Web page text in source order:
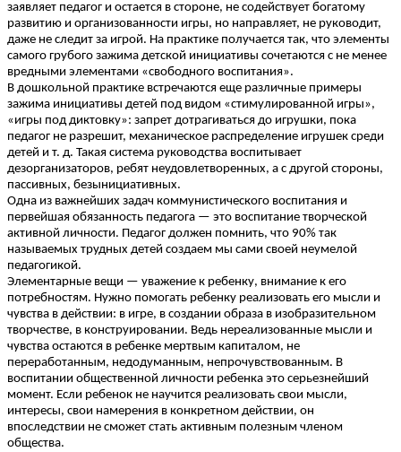
заявляет педагог и остается в стороне, не содействует богатому
развитию и организованности игры, но направляет, не руководит,
даже не следит за игрой. На практике получается так, что элементы
самого грубого зажима детской инициативы сочетаются с не менее
вредными элементами «свободного воспитания».
В дошкольной практике встречаются еще различные примеры
зажима инициативы детей под видом «стимулированной игры»,
«игры под диктовку»: запрет дотрагиваться до игрушки, пока
педагог не разрешит, механическое распределение игрушек среди
детей и т. д. Такая система руководства воспитывает
дезорганизаторов, ребят неудовлетворенных, а с другой стороны,
пассивных, безынициативных.
Одна из важнейших задач коммунистического воспитания и
первейшая обязанность педагога — это воспитание творческой
активной личности. Педагог должен помнить, что 90% так
называемых трудных детей создаем мы сами своей неумелой
педагогикой.
Элементарные вещи — уважение к ребенку, внимание к его
потребностям. Нужно помогать ребенку реализовать его мысли и
чувства в действии: в игре, в создании образа в изобразительном
творчестве, в конструировании. Ведь нереализованные мысли и
чувства остаются в ребенке мертвым капиталом, не
переработанным, недодуманным, непрочувствованным. В
воспитании общественной личности ребенка это серьезнейший
момент. Если ребенок не научится реализовать свои мысли,
интересы, свои намерения в конкретном действии, он
впоследствии не сможет стать активным полезным членом
общества.